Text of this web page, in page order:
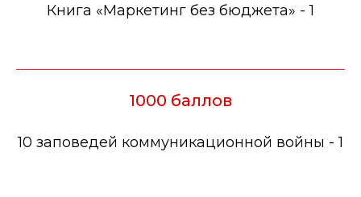
Книга «Маркетинг без бюджета» - 1
1000 баллов
10 заповедей коммуникационной войны - 1